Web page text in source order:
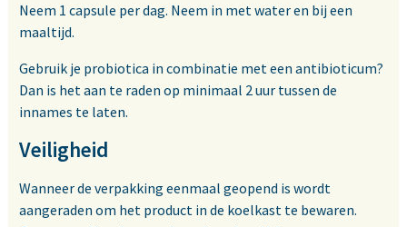
Neem 1 capsule per dag. Neem in met water en bij een
maaltijd.
Gebruik je probiotica in combinatie met een antibioticum?
Dan is het aan te raden op minimaal 2 uur tussen de
innames te laten.
Veiligheid
Wanneer de verpakking eenmaal geopend is wordt
aangeraden om het product in de koelkast te bewaren.